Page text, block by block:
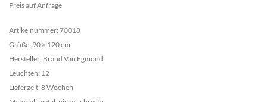
Preis auf Anfrage
Artikelnummer: 70018
Größe: 90 × 120 cm
Hersteller: Brand Van Egmond
Leuchten: 12
Lieferzeit: 8 Wochen